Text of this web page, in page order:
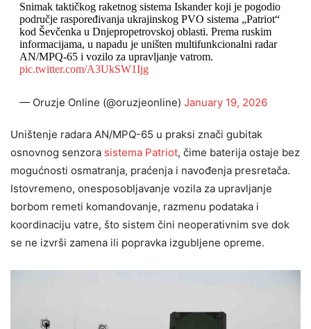
Snimak taktičkog raketnog sistema Iskander koji je pogodio
područje raspoređivanja ukrajinskog PVO sistema „Patriot“
kod Ševčenka u Dnjepropetrovskoj oblasti. Prema ruskim
informacijama, u napadu je uništen multifunkcionalni radar
AN/MPQ-65 i vozilo za upravljanje vatrom.
pic.twitter.com/A3UkSW1Ijg
— Oruzje Online (@oruzjeonline) January 19, 2026
Uništenje radara AN/MPQ-65 u praksi znači gubitak
osnovnog senzora sistema Patriot, čime baterija ostaje bez
mogućnosti osmatranja, praćenja i navođenja presretača.
Istovremeno, onesposobljavanje vozila za upravljanje
borbom remeti komandovanje, razmenu podataka i
koordinaciju vatre, što sistem čini neoperativnim sve dok
se ne izvrši zamena ili popravka izgubljene opreme.